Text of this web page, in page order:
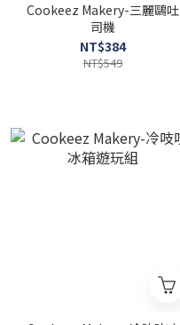
Cookeez Makery-三麗鷗吐
司機
NT$384
NT$549